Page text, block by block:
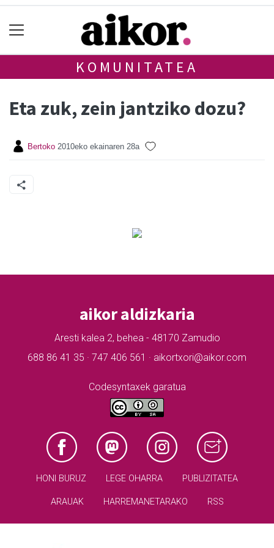
KOMUNITATEA
Eta zuk, zein jantziko dozu?
Bertoko 2010eko ekainaren 28a
aikor aldizkaria
Aresti kalea 2, behea - 48170 Zamudio
688 86 41 35 · 747 406 561 · aikortxori@aikor.com
Codesyntaxek garatua
HONI BURUZ LEGE OHARRA PUBLIZITATEA
ARAUAK HARREMANETARAKO RSS